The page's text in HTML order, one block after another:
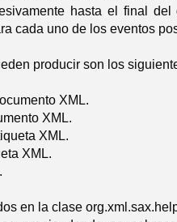
hasta el final
cada uno de los eventos
producir son los
XML.
XML.
XML.
XML.
en la clase